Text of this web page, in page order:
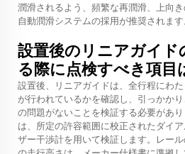
潤滑されるよう、頻繁な再潤滑、上向
自動潤滑システムの採用が推奨されます
設置後のリニアガイド
る際に点検すべき項目
設置後、リニアガイドは、全行程にわ
が行われているかを確認し、引っかか
の問題がないことを検証する必要があ
は、所定の許容範囲に校正されたダイ
ザー干渉計を用いて検証します。レー